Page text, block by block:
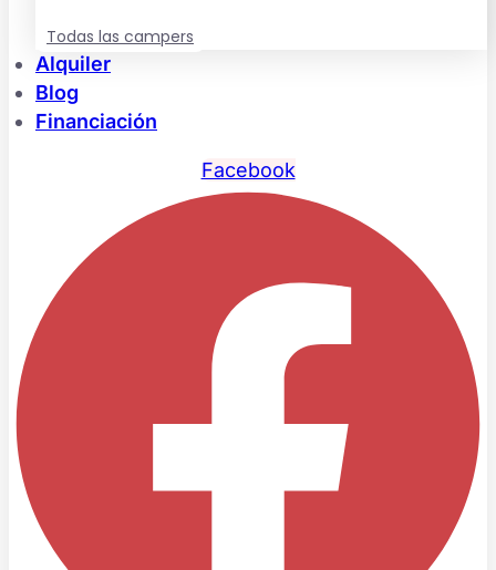
Todas las campers
Alquiler
Blog
Financiación
Facebook